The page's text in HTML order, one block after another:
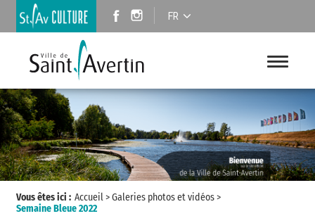
FR
Vous êtes ici : Accueil>Galeries photos et vidéos>
Semaine Bleue 2022